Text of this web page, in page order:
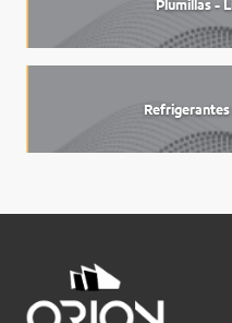
Plumillas -